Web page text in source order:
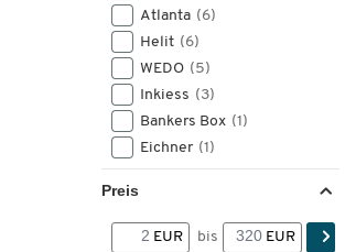
Atlanta (6)
Helit (6)
WEDO (5)
Inkiess (3)
Bankers Box (1)
Eichner (1)
Novus(1)
Preis
EUR bis EUR